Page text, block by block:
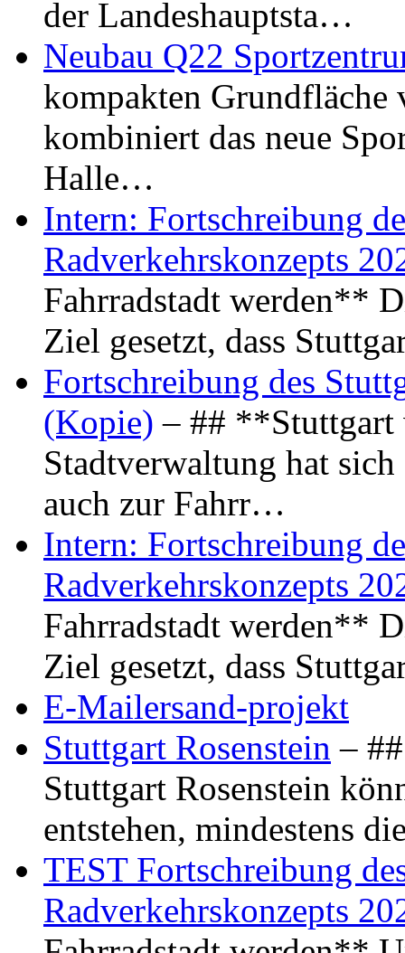
der Landeshauptsta…
Neubau Q22
kompakten Grundfläche
kombiniert das neue
Halle…
Intern: Fortschreibung
Radverkehrskonzepts
Fahrradstadt werden**
Ziel gesetzt, dass
Fortschreibung des
(Kopie) – ## **Stuttgart
Stadtverwaltung hat
auch zur Fahrr…
Intern: Fortschreibung
Radverkehrskonzepts
Fahrradstadt werden**
Ziel gesetzt, dass
E-Mailersand-projekt
Stuttgart Rosenstein –
Stuttgart Rosenstein
entstehen, mindestens
TEST Fortschreibung
Radverkehrskonzepts